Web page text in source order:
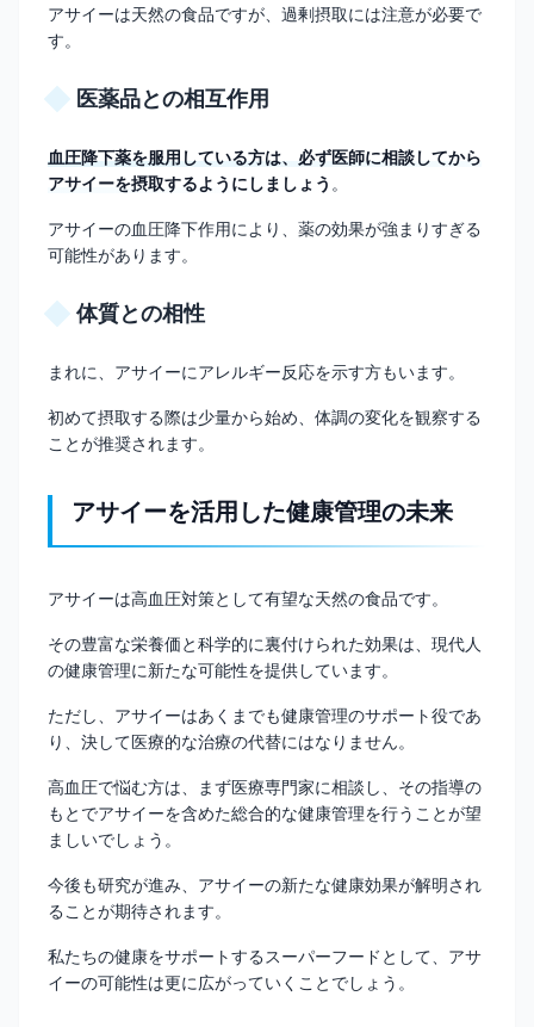
アサイーは天然の食品ですが、過剰摂取には注意が必要で
す。
医薬品との相互作用
血圧降下薬を服用している方は、必ず医師に相談してから
アサイーを摂取するようにしましょう 。
アサイーの血圧降下作用により、薬の効果が強まりすぎる
可能性があります。
体質との相性
まれに、アサイーにアレルギー反応を示す方もいます。
初めて摂取する際は少量から始め、体調の変化を観察する
ことが推奨されます。
アサイーを活用した健康管理の未来
アサイーは高血圧対策として有望な天然の食品です。
その豊富な栄養価と科学的に裏付けられた効果は、現代人
の健康管理に新たな可能性を提供しています。
ただし、アサイーはあくまでも健康管理のサポート役であ
り、決して医療的な治療の代替にはなりません。
高血圧で悩む方は、まず医療専門家に相談し、その指導の
もとでアサイーを含めた総合的な健康管理を行うことが望
ましいでしょう。
今後も研究が進み、アサイーの新たな健康効果が解明され
ることが期待されます。
私たちの健康をサポートするスーパーフードとして、アサ
イーの可能性は更に広がっていくことでしょう。